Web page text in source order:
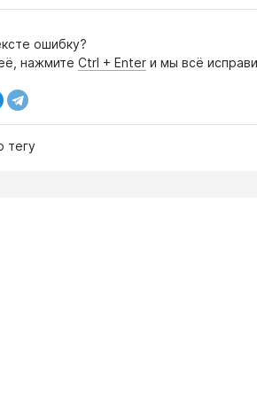
ошибку?
нажмите Ctrl + Enter и мы всё
тегу